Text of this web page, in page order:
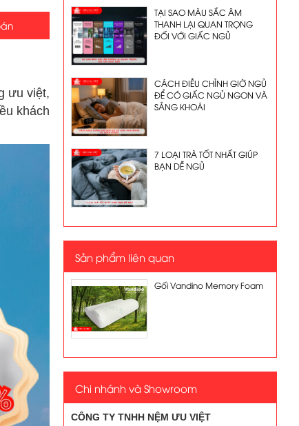
ưu việt,
khách
TẠI SAO MÀU SẮC ÂM
THANH LẠI QUAN TRỌNG
ĐỐI VỚI GIẤC NGỦ
CÁCH ĐIỀU CHỈNH GIỜ NGỦ
ĐỂ CÓ GIẤC NGỦ NGON VÀ
SẢNG KHOÁI
7 LOẠI TRÀ TỐT NHẤT GIÚP
BẠN DỄ NGỦ
Sản phẩm liên quan
Gối Vandino Memory Foam
Chi nhánh và Showroom
CÔNG TY TNHH NỆM ƯU VIỆT